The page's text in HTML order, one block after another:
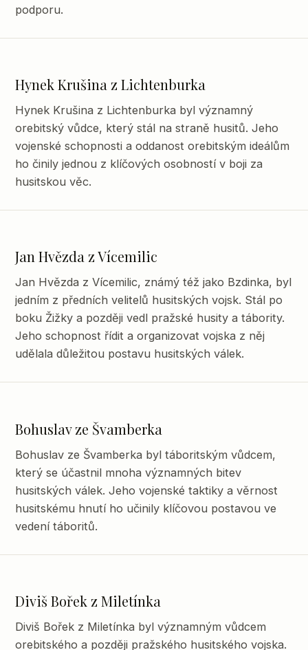
podporu.
Hynek Krušina z Lichtenburka
Hynek Krušina z Lichtenburka byl významný
orebitský vůdce, který stál na straně husitů. Jeho
vojenské schopnosti a oddanost orebitským ideálům
ho činily jednou z klíčových osobností v boji za
husitskou věc.
Jan Hvězda z Vícemilic
Jan Hvězda z Vícemilic, známý též jako Bzdinka, byl
jedním z předních velitelů husitských vojsk. Stál po
boku Žižky a později vedl pražské husity a tábority.
Jeho schopnost řídit a organizovat vojska z něj
udělala důležitou postavu husitských válek.
Bohuslav ze Švamberka
Bohuslav ze Švamberka byl táboritským vůdcem,
který se účastnil mnoha významných bitev
husitských válek. Jeho vojenské taktiky a věrnost
husitskému hnutí ho učinily klíčovou postavou ve
vedení táboritů.
Diviš Bořek z Miletínka
Diviš Bořek z Miletínka byl významným vůdcem
orebitského a později pražského husitského vojska.